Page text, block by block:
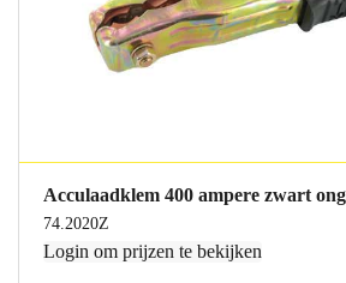
Acculaadklem 400 ampere zwart
74.2020Z
Login om prijzen te bekijken